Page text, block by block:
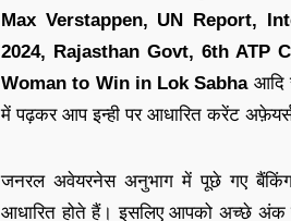
Max Verstappen, UN Report,
2024, Rajasthan Govt, 6th ATP
Woman to Win in Lok Sabha आदि
में पढ़कर आप इन्ही पर आधारित करेंट
जनरल अवेयरनेस अनुभाग में पूछे गए
आधारित होते हैं। इसलिए आपको अच्छे अंक